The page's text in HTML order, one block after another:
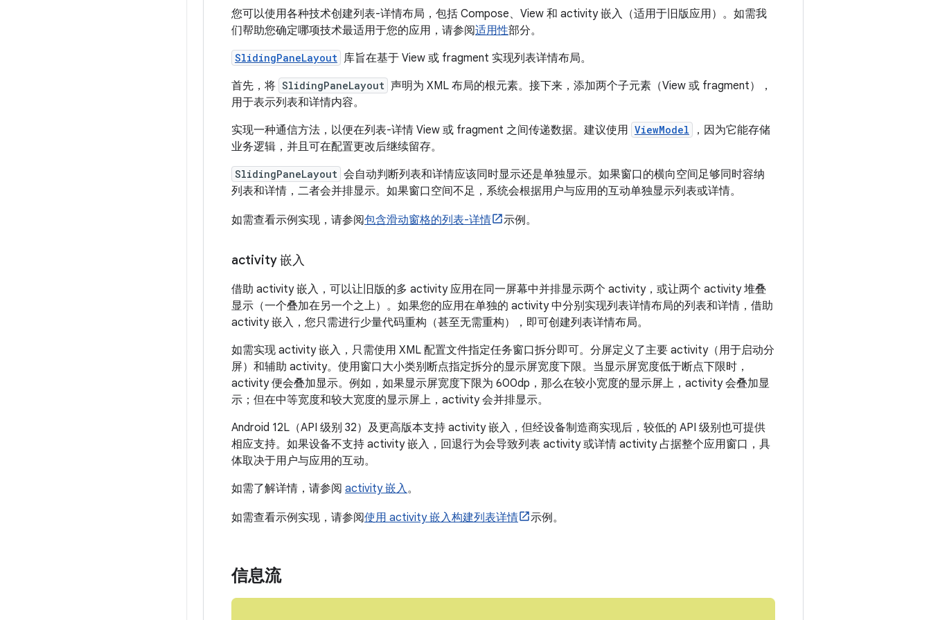
您可以使用各种技术创建列表-详情布局，包括 Compose、View 和 activity 嵌入（适用于旧版应用）。如需我
们帮助您确定哪项技术最适用于您的应用，请参阅适用性部分。
SlidingPaneLayout 库旨在基于 View 或 fragment 实现列表详情布局。
首先，将 SlidingPaneLayout 声明为 XML 布局的根元素。接下来，添加两个子元素（View 或 fragment），
用于表示列表和详情内容。
实现一种通信方法，以便在列表-详情 View 或 fragment 之间传递数据。建议使用 ViewModel
，因为它能存储
业务逻辑，并且可在配置更改后继续留存。
SlidingPaneLayout 会自动判断列表和详情应该同时显示还是单独显示。如果窗口的横向空间足够同时容纳
列表和详情，二者会并排显示。如果窗口空间不足，系统会根据用户与应用的互动单独显示列表或详情。
如需查看示例实现，请参阅包含滑动窗格的列表-详情 示例。
activity 嵌入
借助 activity 嵌入，可以让旧版的多 activity 应用在同一屏幕中并排显示两个 activity，或让两个 activity 堆叠
显示（一个叠加在另一个之上）。如果您的应用在单独的 activity 中分别实现列表详情布局的列表和详情，借助
activity 嵌入，您只需进行少量代码重构（甚至无需重构），即可创建列表详情布局。
如需实现 activity 嵌入，只需使用 XML 配置文件指定任务窗口拆分即可。分屏定义了主要 activity（用于启动分
屏）和辅助 activity。使用窗口大小类别断点指定拆分的显示屏宽度下限。当显示屏宽度低于断点下限时，
activity 便会叠加显示。例如，如果显示屏宽度下限为 600dp，那么在较小宽度的显示屏上，activity 会叠加显
示；但在中等宽度和较大宽度的显示屏上，activity 会并排显示。
Android 12L（API 级别 32）及更高版本支持 activity 嵌入，但经设备制造商实现后，较低的 API 级别也可提供
相应支持。如果设备不支持 activity 嵌入，回退行为会导致列表 activity 或详情 activity 占据整个应用窗口，具
体取决于用户与应用的互动。
如需了解详情，请参阅 activity 嵌入。
如需查看示例实现，请参阅使用 activity 嵌入构建列表详情 示例。
信息流